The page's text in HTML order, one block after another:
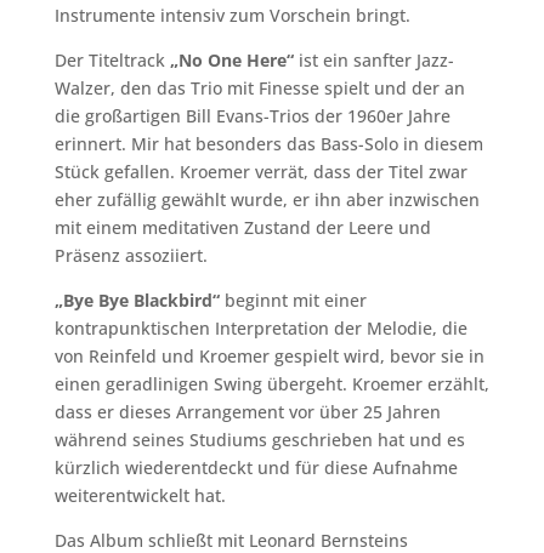
Instrumente intensiv zum Vorschein bringt.
Der Titeltrack „No One Here“ist ein sanfter Jazz-
Walzer, den das Trio mit Finesse spielt und der an
die großartigen Bill Evans-Trios der 1960er Jahre
erinnert. Mir hat besonders das Bass-Solo in diesem
Stück gefallen. Kroemer verrät, dass der Titel zwar
eher zufällig gewählt wurde, er ihn aber inzwischen
mit einem meditativen Zustand der Leere und
Präsenz assoziiert.
„Bye Bye Blackbird“beginnt mit einer
kontrapunktischen Interpretation der Melodie, die
von Reinfeld und Kroemer gespielt wird, bevor sie in
einen geradlinigen Swing übergeht. Kroemer erzählt,
dass er dieses Arrangement vor über 25 Jahren
während seines Studiums geschrieben hat und es
kürzlich wiederentdeckt und für diese Aufnahme
weiterentwickelt hat.
Das Album schließt mit Leonard Bernsteins